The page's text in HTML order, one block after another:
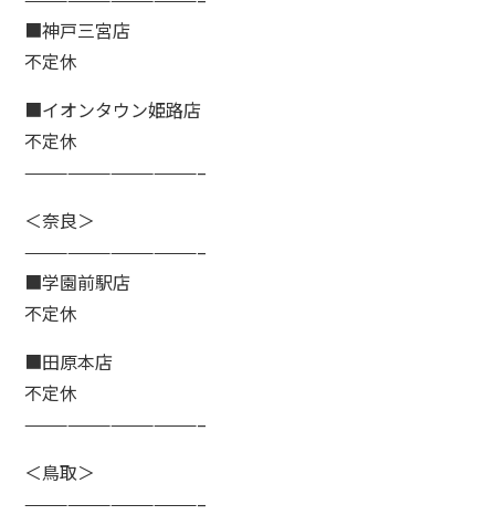
■神戸三宮店
不定休
■イオンタウン姫路店
不定休
————————————–
＜奈良＞
————————————–
■学園前駅店
不定休
■田原本店
不定休
————————————–
＜鳥取＞
————————————–